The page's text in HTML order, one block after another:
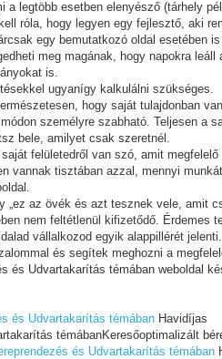
legtöbb esetben elenyésző (tárhely
róla, hogy legyen egy fejlesztő, aki
egy bemutatkozó oldal esetében
meg magának, hogy napokra leáll
is.
ugyanígy kalkulálni szükséges.
hogy saját tulajdonban
személyre szabható. Teljesen a
bele, amilyet csak szeretnél.
felületedről van szó, amit
vannak tisztában azzal, mennyi
„ez az övék és azt tesznek vele, amit
nem feltétlenül kifizetődő. Érdemes
vállalkozod egyik alappillérét
és segítek meghozni a
és Udvartakarítás témában weboldal
és Udvartakarítás témában Havidíjas
témábanKeresőoptimalizált
és Udvartakarítás témában